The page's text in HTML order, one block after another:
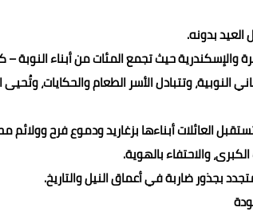
بدونه.
حيث تجمع المئات من أبناء النوبة –
وتتبادل الأسر الطعام والحكايات، وتُحيى
العائلات أبناءها بزغاريد ودموع فرح وولائم
والاحتفاء بالهوية.
بجذور ضاربة في أعماق النيل والتاريخ.